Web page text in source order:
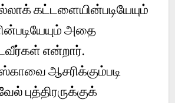
கட்டளையின்படியேயும்
அதை
என்றார்.
ஆசரிக்கும்படி
புத்திரருக்குக்